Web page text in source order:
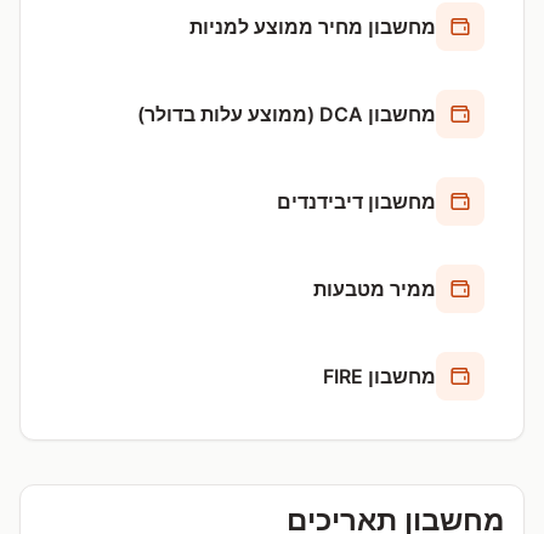
מחשבון מחיר ממוצע למניות
מחשבון DCA (ממוצע עלות בדולר)
מחשבון דיבידנדים
ממיר מטבעות
מחשבון FIRE
מחשבון תאריכים